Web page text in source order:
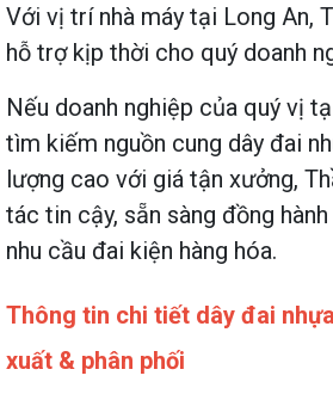
Với vị trí nhà máy tại Long An,
hỗ trợ kịp thời cho quý doanh
Nếu doanh nghiệp của quý vị
tìm kiếm nguồn cung dây đai
lượng cao với giá tận xưởng,
tác tin cậy, sẵn sàng đồng
nhu cầu đai kiện hàng hóa.
Thông tin chi tiết dây đai
xuất & phân phối